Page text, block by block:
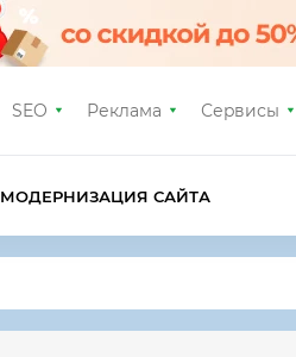
SEO Реклама Сервисы
МОДЕРНИЗАЦИЯ САЙТА